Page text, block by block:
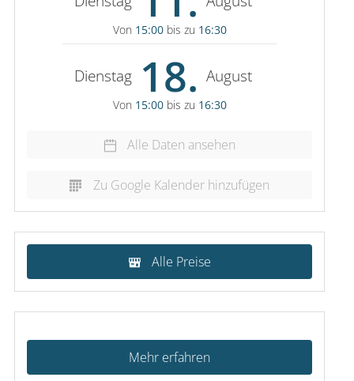
Von 15:00 bis zu 16:30
Dienstag 18. August
Von 15:00 bis zu 16:30
Alle Daten ansehen
Zu Google Kalender hinzufügen
Alle Preise
Mehr erfahren